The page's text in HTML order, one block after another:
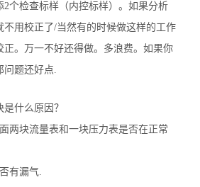
2个检查标样（内控标样）。如果分析
不用校正了/当然有的时候做这样的工作
正。万一不好还得做。多浪费。如果你
问题还好点.
什么原因？
两块流量表和一块压力表是否在正常
有漏气.